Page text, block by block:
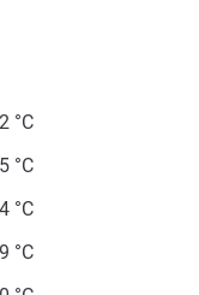
°C
°C
°C
°C